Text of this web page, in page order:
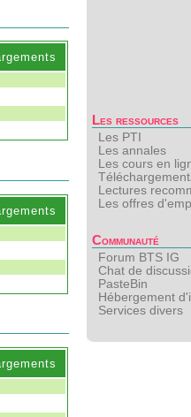
Les ressources
Les PTI
Les annales
Les cours en
Lectures
Les offres
Communauté
Forum BTS IG
Chat de
PasteBin
Hébergement
Services divers